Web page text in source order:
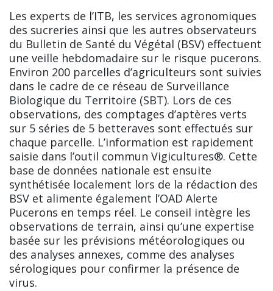
Les experts de l’ITB, les services agronomiques
des sucreries ainsi que les autres observateurs
du Bulletin de Santé du Végétal (BSV) effectuent
une veille hebdomadaire sur le risque pucerons.
Environ 200 parcelles d’agriculteurs sont suivies
dans le cadre de ce réseau de Surveillance
Biologique du Territoire (SBT). Lors de ces
observations, des comptages d’aptères verts
sur 5 séries de 5 betteraves sont effectués sur
chaque parcelle. L’information est rapidement
saisie dans l’outil commun Vigicultures®. Cette
base de données nationale est ensuite
synthétisée localement lors de la rédaction des
BSV et alimente également l’OAD Alerte
Pucerons en temps réel. Le conseil intègre les
observations de terrain, ainsi qu’une expertise
basée sur les prévisions météorologiques ou
des analyses annexes, comme des analyses
sérologiques pour confirmer la présence de
virus.